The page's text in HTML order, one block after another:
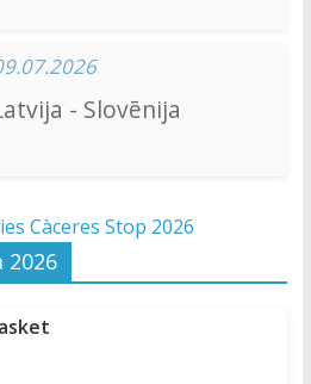
- Slovēnija
Càceres Stop 2026
2026